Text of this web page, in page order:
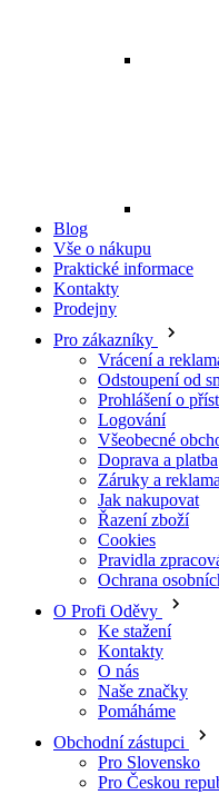
Vše o nákupu
Praktické informace
Kontakty
Prodejny
Pro zákazníky
Vrácení a
Odstoupení od
Prohlášení o
Logování
Všeobecné
Doprava a platba
Záruky a
Jak nakupovat
Řazení zboží
Cookies
Pravidla
Ochrana
O Profi Oděvy
Ke stažení
Kontakty
O nás
Naše značky
Pomáháme
Obchodní zástupci
Pro Slovensko
Pro Českou